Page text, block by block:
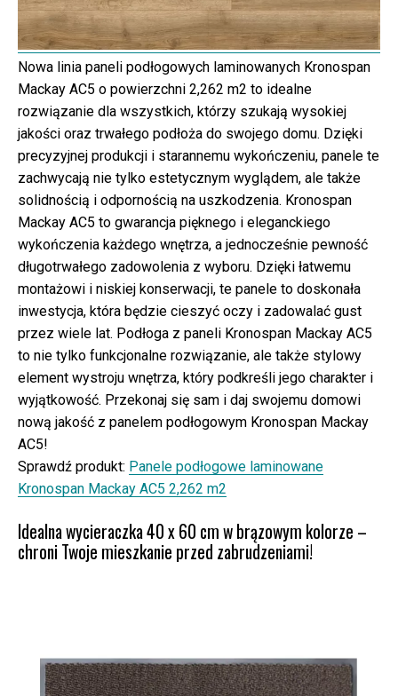
Nowa linia paneli podłogowych laminowanych Kronospan
Mackay AC5 o powierzchni 2,262 m2 to idealne
rozwiązanie dla wszystkich, którzy szukają wysokiej
jakości oraz trwałego podłoża do swojego domu. Dzięki
precyzyjnej produkcji i starannemu wykończeniu, panele te
zachwycają nie tylko estetycznym wyglądem, ale także
solidnością i odpornością na uszkodzenia. Kronospan
Mackay AC5 to gwarancja pięknego i eleganckiego
wykończenia każdego wnętrza, a jednocześnie pewność
długotrwałego zadowolenia z wyboru. Dzięki łatwemu
montażowi i niskiej konserwacji, te panele to doskonała
inwestycja, która będzie cieszyć oczy i zadowalać gust
przez wiele lat. Podłoga z paneli Kronospan Mackay AC5
to nie tylko funkcjonalne rozwiązanie, ale także stylowy
element wystroju wnętrza, który podkreśli jego charakter i
wyjątkowość. Przekonaj się sam i daj swojemu domowi
nową jakość z panelem podłogowym Kronospan Mackay
AC5!
Sprawdź produkt: Panele podłogowe laminowane
Kronospan Mackay AC5 2,262 m2
Idealna wycieraczka 40 x 60 cm w brązowym kolorze –
chroni Twoje mieszkanie przed zabrudzeniami!